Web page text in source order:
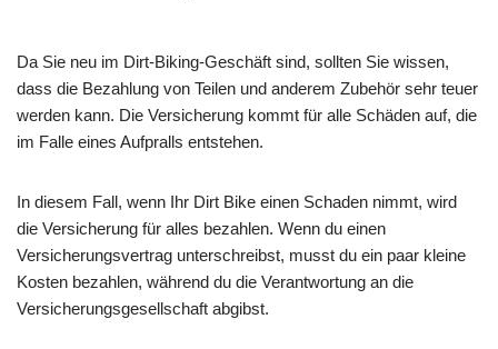
Da Sie neu im Dirt-Biking-Geschäft sind, sollten Sie wissen,
dass die Bezahlung von Teilen und anderem Zubehör sehr teuer
werden kann. Die Versicherung kommt für alle Schäden auf, die
im Falle eines Aufpralls entstehen.
In diesem Fall, wenn Ihr Dirt Bike einen Schaden nimmt, wird
die Versicherung für alles bezahlen. Wenn du einen
Versicherungsvertrag unterschreibst, musst du ein paar kleine
Kosten bezahlen, während du die Verantwortung an die
Versicherungsgesellschaft abgibst.